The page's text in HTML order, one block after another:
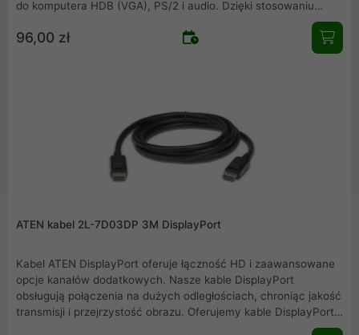
do komputera HDB (VGA), PS/2 i audio. Dzięki stosowaniu
kompatybilnych urządzeń firmy ATEN zapewniamy pewność i
jakość połączeń.
96,00 zł
ATEN kabel 2L-7D03DP 3M DisplayPort
Kabel ATEN DisplayPort oferuje łączność HD i zaawansowane
opcje kanałów dodatkowych. Nasze kable DisplayPort
obsługują połączenia na dużych odległościach, chroniąc jakość
transmisji i przejrzystość obrazu. Oferujemy kable DisplayPort
o długościach od 2 do 5 metrów, obsługujące rozdzielczości do